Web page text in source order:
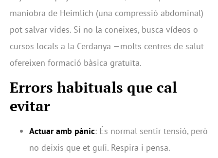
maniobra de Heimlich (una compressió abdominal)
pot salvar vides. Si no la coneixes, busca vídeos o
cursos locals a la Cerdanya —molts centres de salut
ofereixen formació bàsica gratuïta.
Errors habituals que cal
evitar
Actuar amb pànic: És normal sentir tensió, però
no deixis que et guíi. Respira i pensa.